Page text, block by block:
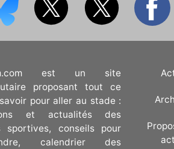
est un site
proposant tout ce
pour aller au stade :
et actualités des
sportives, conseils pour
calendrier des